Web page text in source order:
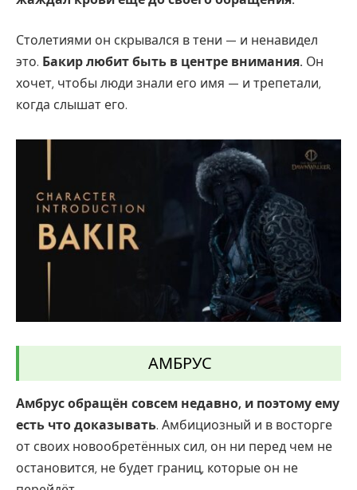
Столетиями он скрывался в тени — и ненавидел
это. Бакир любит быть в центре внимания. Он
хочет, чтобы люди знали его имя — и трепетали,
когда слышат его.
АМБРУС
Амбрус обращён совсем недавно, и поэтому ему
есть что доказывать. Амбициозный и в восторге
от своих новообретённых сил, он ни перед чем не
остановится, не будет границ, которые он не